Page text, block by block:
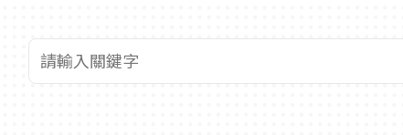
查詢關鍵字